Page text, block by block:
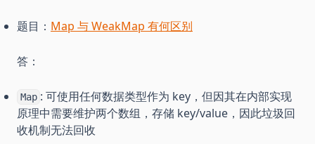
题目： Map 与 WeakMap 有何区别
答：
Map : 可使用任何数据类型作为 key，但因其在内部实现
原理中需要维护两个数组，存储 key/value，因此垃圾回
收机制无法回收